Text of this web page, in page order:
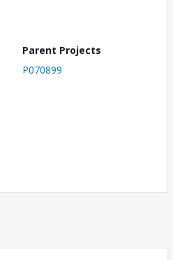
Parent Projects
P070899